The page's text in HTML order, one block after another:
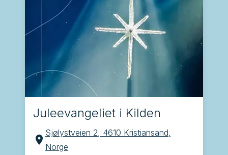
Juleevangeliet i Kilden
Sjølystveien 2, 4610 Kristiansand,
Norge